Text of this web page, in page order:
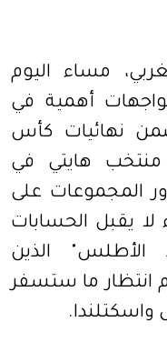
مساء اليوم
أهمية في
نهائيات كأس
يلتقي منتخب هايتي في
المجموعات على
لا يقبل الحسابات
الأطلس" الذين
انتظار ما ستسفر
واسكتلندا.